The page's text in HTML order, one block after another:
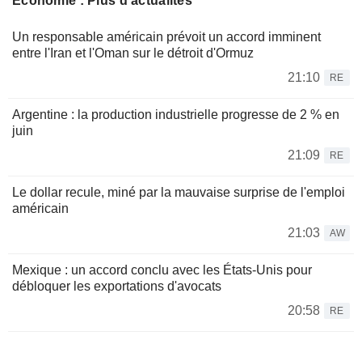
Un responsable américain prévoit un accord imminent
entre l'Iran et l'Oman sur le détroit d'Ormuz
21:10
RE
Argentine : la production industrielle progresse de 2 % en
juin
21:09
RE
Le dollar recule, miné par la mauvaise surprise de l'emploi
américain
21:03
AW
Mexique : un accord conclu avec les États-Unis pour
débloquer les exportations d'avocats
20:58
RE